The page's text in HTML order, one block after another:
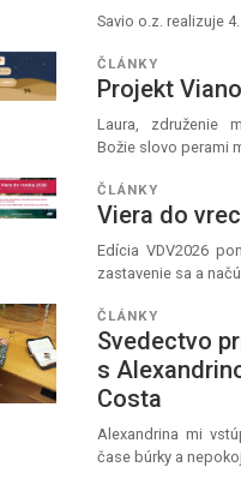
Savio o.z. realizuje
ČLÁNKY
Projekt
Laura, združenie
Božie slovo perami
ČLÁNKY
Viera do
Edícia VDV2026
zastavenie sa a
ČLÁNKY
Svedectvo
s
Costa
Alexandrina mi
čase búrky a